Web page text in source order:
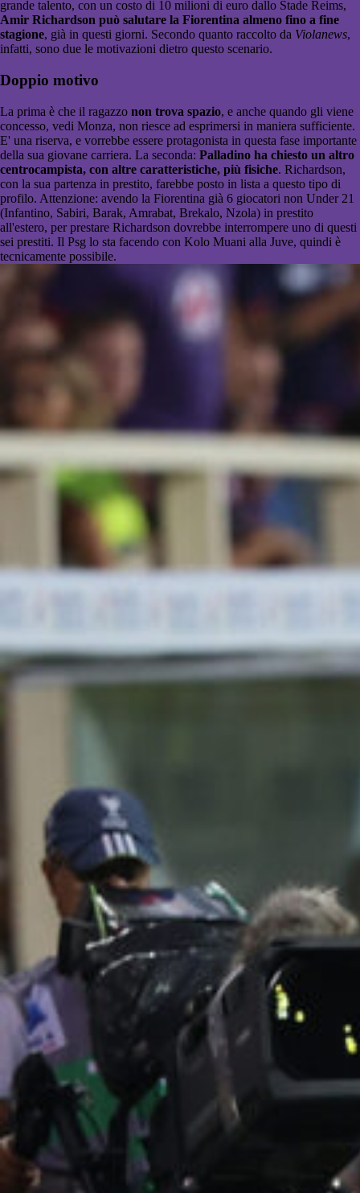
grande talento, con un costo di 10 milioni di euro dallo Stade Reims,
Amir Richardson può salutare la Fiorentina almeno fino a fine
stagione, già in questi giorni. Secondo quanto raccolto da Violanews,
infatti, sono due le motivazioni dietro questo scenario.
Doppio motivo
La prima è che il ragazzo non trova spazio, e anche quando gli viene
concesso, vedi Monza, non riesce ad esprimersi in maniera sufficiente.
E' una riserva, e vorrebbe essere protagonista in questa fase importante
della sua giovane carriera. La seconda: Palladino ha chiesto un altro
centrocampista, con altre caratteristiche, più fisiche. Richardson,
con la sua partenza in prestito, farebbe posto in lista a questo tipo di
profilo. Attenzione: avendo la Fiorentina già 6 giocatori non Under 21
(Infantino, Sabiri, Barak, Amrabat, Brekalo, Nzola) in prestito
all'estero, per prestare Richardson dovrebbe interrompere uno di questi
sei prestiti. Il Psg lo sta facendo con Kolo Muani alla Juve, quindi è
tecnicamente possibile.